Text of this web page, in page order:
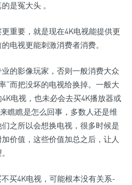
是冤大头 。
重要，就是现在4K电视能提供更
电视更能刺激消费者消费。
的影像玩家，否则一般消费大众
”而把没坏的电视给换掉。一般大
电视，也未必会去买4K播放器或
瞧瞧是怎么回事，多数人还是维
之所以会想换电视，很多时候是
价值，这些价值加总之后，让人